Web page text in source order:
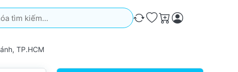
kiếm. Kết quả sẽ tự động xuất hiện khi bạn nhập. Nhấn phím
So sánh
Ưa thích
Giỏ hàng
TP.HCM